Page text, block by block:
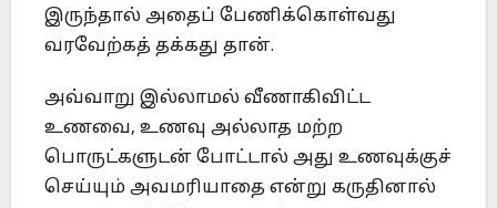
இருந்தால் அதைப் பேணிக்கொள்வது
வரவேற்கத் தக்கது தான்.
அவ்வாறு இல்லாமல் வீணாகிவிட்ட
உணவை, உணவு அல்லாத மற்ற
பொருட்களுடன் போட்டால் அது உணவுக்குச்
செய்யும் அவமரியாதை என்று கருதினால்